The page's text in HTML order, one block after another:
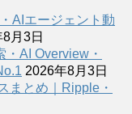
AIエージェント動
月3日
AI Overview・
2026年8月3日
まとめ｜Ripple・